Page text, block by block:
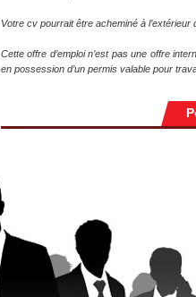
Votre cv pourrait être acheminé à l’extérieur
Cette offre d’emploi n’est pas une offre
en possession d’un permis valable pour